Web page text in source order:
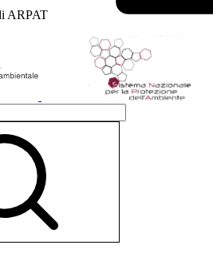
ARPAT